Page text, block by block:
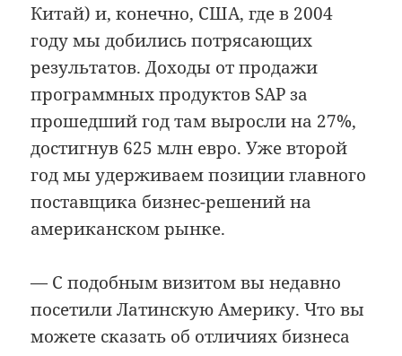
Китай) и, конечно, США, где в 2004
году мы добились потрясающих
результатов. Доходы от продажи
программных продуктов SAP за
прошедший год там выросли на 27%,
достигнув 625 млн евро. Уже второй
год мы удерживаем позиции главного
поставщика бизнес-решений на
американском рынке.
— С подобным визитом вы недавно
посетили Латинскую Америку. Что вы
можете сказать об отличиях бизнеса